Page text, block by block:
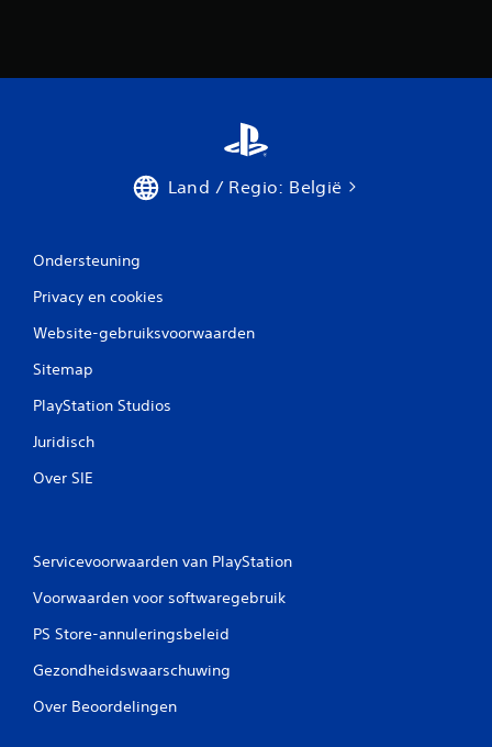
l
Land / Regio: België
Ondersteuning
Privacy en cookies
Website-gebruiksvoorwaarden
Sitemap
PlayStation Studios
Juridisch
Over SIE
Servicevoorwaarden van PlayStation
Voorwaarden voor softwaregebruik
PS Store-annuleringsbeleid
Gezondheidswaarschuwing
Over Beoordelingen